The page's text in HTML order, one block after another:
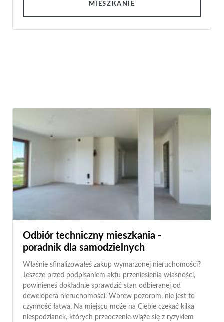
MIESZKANIE
Odbiór techniczny mieszkania -
poradnik dla samodzielnych
Właśnie sfinalizowałeś zakup wymarzonej nieruchomości?
Jeszcze przed podpisaniem aktu przeniesienia własności,
powinieneś dokładnie sprawdzić stan odbieranej od
dewelopera nieruchomości. Wbrew pozorom, nie jest to
czynność łatwa. Na miejscu może na Ciebie czekać kilka
niespodzianek, których przeoczenie wiąże się z ryzykiem